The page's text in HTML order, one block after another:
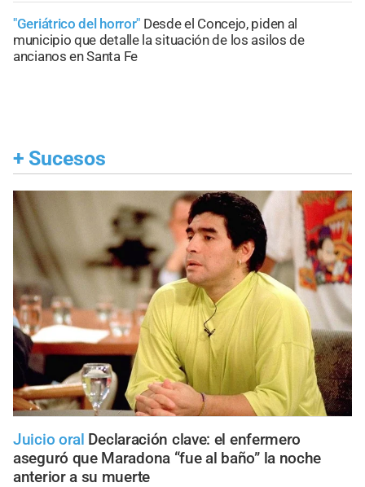
"Geriátrico del horror" Desde el Concejo, piden al
municipio que detalle la situación de los asilos de
ancianos en Santa Fe
+ Sucesos
Juicio oral Declaración clave: el enfermero
aseguró que Maradona “fue al baño” la noche
anterior a su muerte